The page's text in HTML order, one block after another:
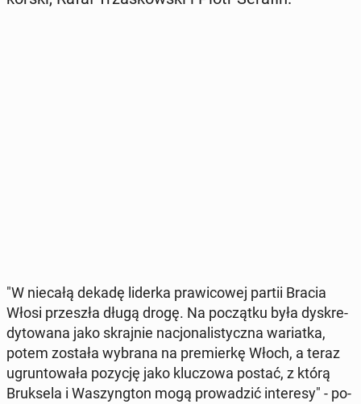
"W niecałą dekadę liderka pra­wi­co­wej partii Bracia
Włosi prze­szła długą drogę. Na po­cząt­ku była dys­kre­
dy­to­wa­na jako skraj­nie na­cjo­na­li­stycz­na wa­riat­ka,
potem została wybrana na pre­mier­kę Włoch, a teraz
ugrun­to­wa­ła pozycję jako klu­czo­wa postać, z którą
Bruk­se­la i Wa­szyng­ton mogą pro­wa­dzić in­te­re­sy" - po­